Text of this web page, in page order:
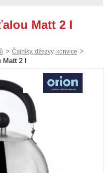
Matt 2 l
> Čajníky, džezvy, konvice >
Matt 2 l